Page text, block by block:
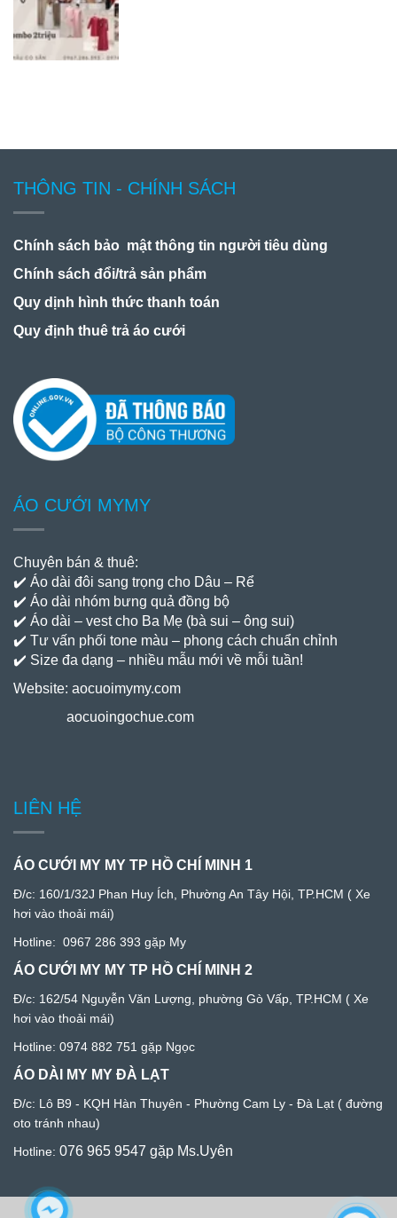
THÔNG TIN - CHÍNH SÁCH
Chính sách bảo mật thông tin người tiêu dùng
Chính sách đổi/trả sản phẩm
Quy dịnh hình thức thanh toán
Quy định thuê trả áo cưới
ÁO CƯỚI MYMY
Chuyên bán & thuê:
✔️ Áo dài đôi sang trọng cho Dâu – Rể
✔️ Áo dài nhóm bưng quả đồng bộ
✔️ Áo dài – vest cho Ba Mẹ (bà sui – ông sui)
✔️ Tư vấn phối tone màu – phong cách chuẩn chỉnh
✔️ Size đa dạng – nhiều mẫu mới về mỗi tuần!
Website: aocuoimymy.com
aocuoingochue.com
LIÊN HỆ
ÁO CƯỚI MY MY TP HỒ CHÍ MINH 1
Đ/c: 160/1/32J Phan Huy Ích, Phường An Tây Hội, TP.HCM ( Xe
hơi vào thoải mái)
Hotline: 0967 286 393 gặp My
ÁO CƯỚI MY MY TP HỒ CHÍ MINH 2
Đ/c: 162/54 Nguyễn Văn Lượng, phường Gò Vấp, TP.HCM ( Xe
hơi vào thoải mái)
Hotline: 0974 882 751 gặp Ngọc
ÁO DÀI MY MY ĐÀ LẠT
Đ/c: Lô B9 - KQH Hàn Thuyên - Phường Cam Ly - Đà Lạt ( đường
oto tránh nhau)
Hotline: 076 965 9547 gặp Ms.Uyên